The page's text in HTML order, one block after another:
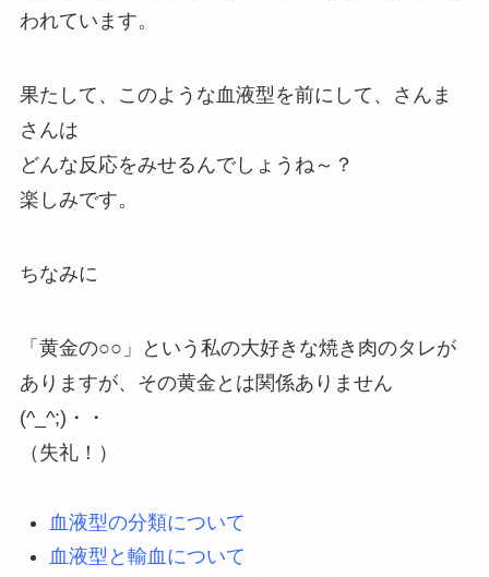
われています。
果たして、このような血液型を前にして、さんま
さんは
どんな反応をみせるんでしょうね～？
楽しみです。
ちなみに
「黄金の○○」という私の大好きな焼き肉のタレが
ありますが、その黄金とは関係ありません
(^_^;)・・
（失礼！）
血液型の分類について
血液型と輸血について